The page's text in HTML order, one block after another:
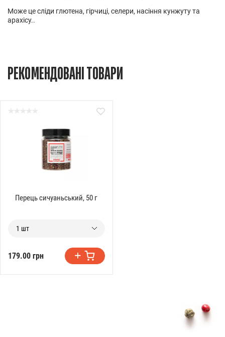
Може це сліди глютена, гірчиці, селери, насіння кунжуту та
арахісу..
РЕКОМЕНДОВАНІ ТОВАРИ
Перець сичуаньський, 50 г
1 шт
179.00 грн